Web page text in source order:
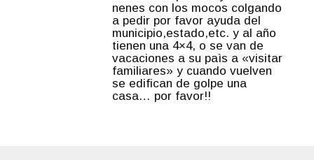
nenes con los mocos colgando
a pedir por favor ayuda del
municipio,estado,etc. y al año
tienen una 4×4, o se van de
vacaciones a su paìs a «visitar
familiares» y cuando vuelven
se edifican de golpe una
casa… por favor!!